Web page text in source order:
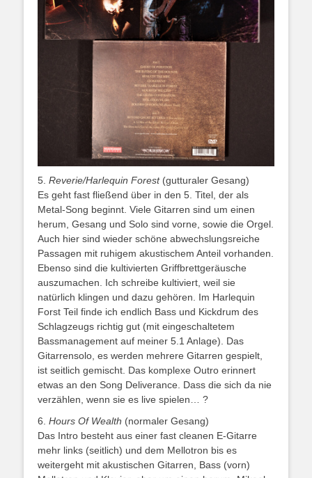
5. Reverie/Harlequin Forest(gutturaler Gesang)
Es geht fast fließend über in den 5. Titel, der als
Metal-Song beginnt. Viele Gitarren sind um einen
herum, Gesang und Solo sind vorne, sowie die Orgel.
Auch hier sind wieder schöne abwechslungsreiche
Passagen mit ruhigem akustischem Anteil vorhanden.
Ebenso sind die kultivierten Griffbrettgeräusche
auszumachen. Ich schreibe kultiviert, weil sie
natürlich klingen und dazu gehören. Im Harlequin
Forst Teil finde ich endlich Bass und Kickdrum des
Schlagzeugs richtig gut (mit eingeschaltetem
Bassmanagement auf meiner 5.1 Anlage). Das
Gitarrensolo, es werden mehrere Gitarren gespielt,
ist seitlich gemischt. Das komplexe Outro erinnert
etwas an den Song Deliverance. Dass die sich da nie
verzählen, wenn sie es live spielen… ?
6. Hours Of Wealth (normaler Gesang)
Das Intro besteht aus einer fast cleanen E-Gitarre
mehr links (seitlich) und dem Mellotron bis es
weitergeht mit akustischen Gitarren, Bass (vorn)